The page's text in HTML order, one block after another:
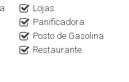
tranquilidade,
ter um cantinho
Lojas
Panificadora
Posto de Gasolina
Restaurante